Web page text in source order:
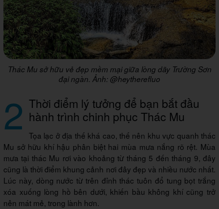
Thác Mu sở hữu vẻ đẹp mềm mại giữa lòng dãy Trường Sơn
đại ngàn. Ảnh: @heytherefluo
2 Thời điểm lý tưởng để bạn bắt đầu
hành trình chinh phục Thác Mu
Tọa lạc ở địa thế khá cao, thế nên khu vực quanh thác
Mu sở hữu khí hậu phân biệt hai mùa mưa nắng rõ rệt. Mùa
mưa tại thác Mu rơi vào khoảng từ tháng 5 đến tháng 9, đây
cũng là thời điểm khung cảnh nơi đây đẹp và nhiều nước nhất.
Lúc này, dòng nước từ trên đỉnh thác tuôn đổ tung bọt trắng
xóa xuống lòng hồ bên dưới, khiến bầu không khí cũng trở
nên mát mẻ, trong lành hơn.